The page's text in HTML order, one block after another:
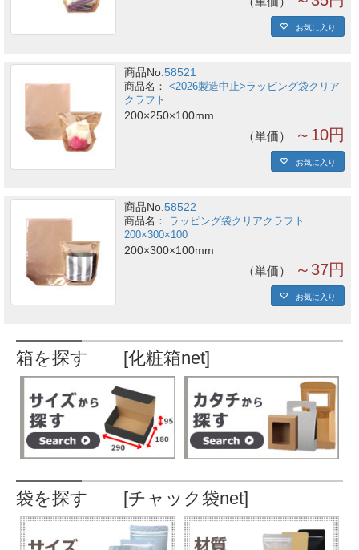
お気に入り
商品No.58521
<2026製造中止>ラッピング袋クリア
クラフト
200×250×100mm
単価 ～10円
お気に入り
商品No.58522
ラッピング袋クリアクラフト
200×300×100
200×300×100mm
単価 ～37円
お気に入り
箱を探す [化粧箱net]
袋を探す [チャック袋net]